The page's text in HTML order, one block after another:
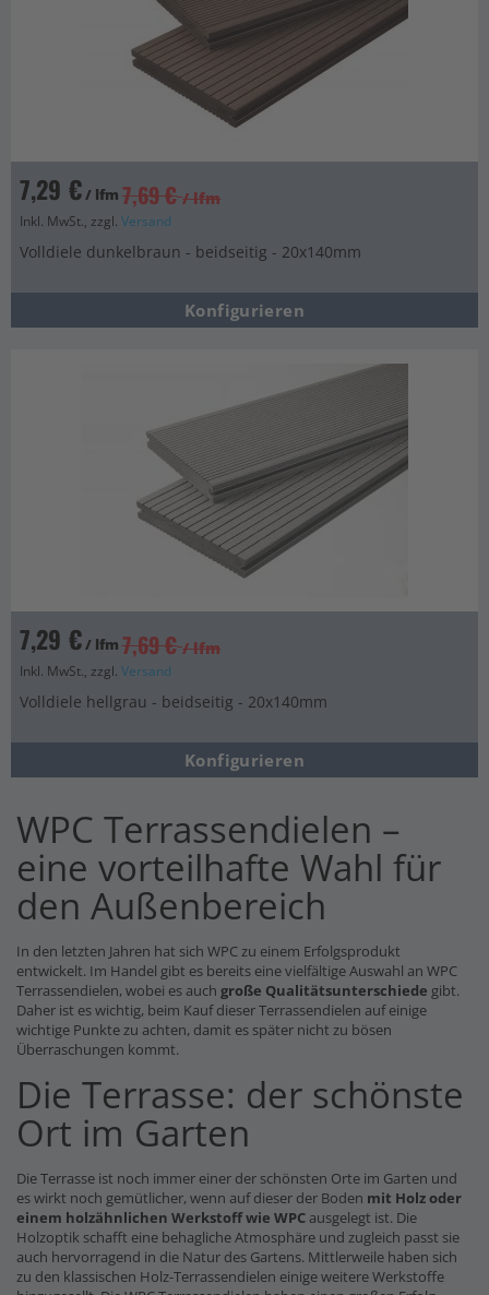
7,29 €/ lfm 7,69 € / lfm
Inkl. MwSt., zzgl. Versand
Volldiele dunkelbraun - beidseitig - 20x140mm
Konfigurieren
7,29 €/ lfm 7,69 € / lfm
Inkl. MwSt., zzgl. Versand
Volldiele hellgrau - beidseitig - 20x140mm
Konfigurieren
WPC Terrassendielen –
eine vorteilhafte Wahl für
den Außenbereich
In den letzten Jahren hat sich WPC zu einem Erfolgsprodukt
entwickelt. Im Handel gibt es bereits eine vielfältige Auswahl an WPC
Terrassendielen, wobei es auch große Qualitätsunterschiede gibt.
Daher ist es wichtig, beim Kauf dieser Terrassendielen auf einige
wichtige Punkte zu achten, damit es später nicht zu bösen
Überraschungen kommt.
Die Terrasse: der schönste
Ort im Garten
Die Terrasse ist noch immer einer der schönsten Orte im Garten und
es wirkt noch gemütlicher, wenn auf dieser der Boden mit Holz oder
einem holzähnlichen Werkstoff wie WPCausgelegt ist. Die
Holzoptik schafft eine behagliche Atmosphäre und zugleich passt sie
auch hervorragend in die Natur des Gartens. Mittlerweile haben sich
zu den klassischen Holz-Terrassendielen einige weitere Werkstoffe